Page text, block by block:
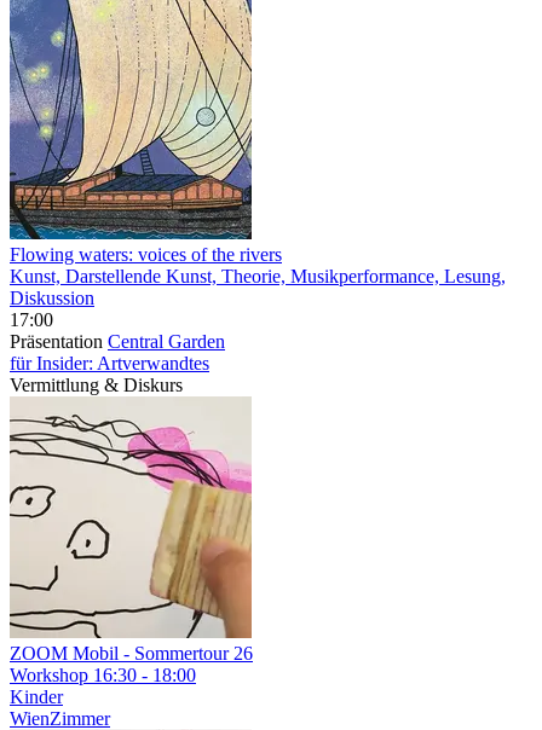
Flowing waters: voices of the rivers
Kunst, Darstellende Kunst, Theorie, Musikperformance, Lesung,
Diskussion
17:00
Präsentation Central Garden
für Insider: Artverwandtes
Vermittlung & Diskurs
ZOOM Mobil - Sommertour 26
Workshop 16:30 - 18:00
Kinder
WienZimmer